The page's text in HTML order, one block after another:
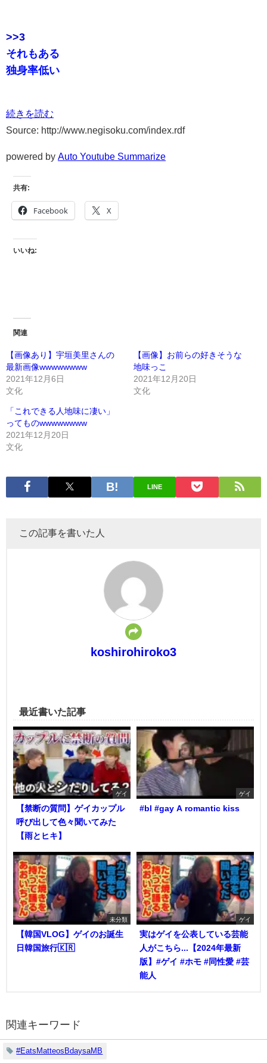
>>3
それもある
独身率低い
続きを読む
Source: http://www.negisoku.com/index.rdf
powered by Auto Youtube Summarize
共有:
Facebook X
いいね:
関連
【画像あり】宇垣美里さんの
最新画像wwwwwwww
2021年12月6日
文化
【画像】お前らの好きそうな
地味っこ
2021年12月20日
文化
「これできる人地味に凄い」
ってものwwwwwwww
2021年12月20日
文化
LINE
この記事を書いた人
koshirohiroko3
最近書いた記事
ゲイ
【禁断の質問】ゲイカップル
呼び出して色々聞いてみた
【雨とヒキ】
ゲイ
#bl #gay A romantic kiss
未分類
【韓国VLOG】ゲイのお誕生
日韓国旅行🇰🇷
ゲイ
実はゲイを公表している芸能
人がこちら...【2024年最新
版】#ゲイ #ホモ #同性愛 #芸
能人
関連キーワード
#EatsMatteosBdaysaMB